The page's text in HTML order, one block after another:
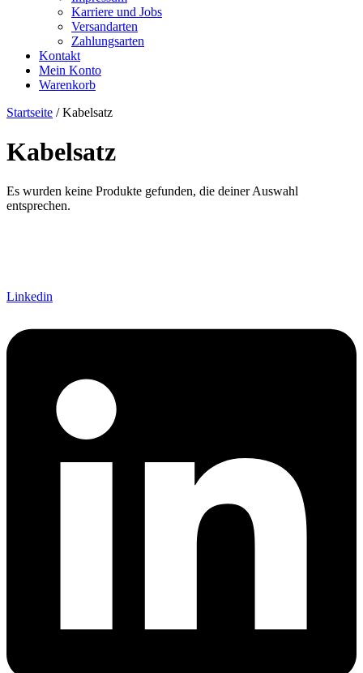
Karriere und Jobs
Versandarten
Zahlungsarten
Kontakt
Mein Konto
Warenkorb
Startseite / Kabelsatz
Kabelsatz
Es wurden keine Produkte gefunden, die deiner Auswahl
entsprechen.
Linkedin